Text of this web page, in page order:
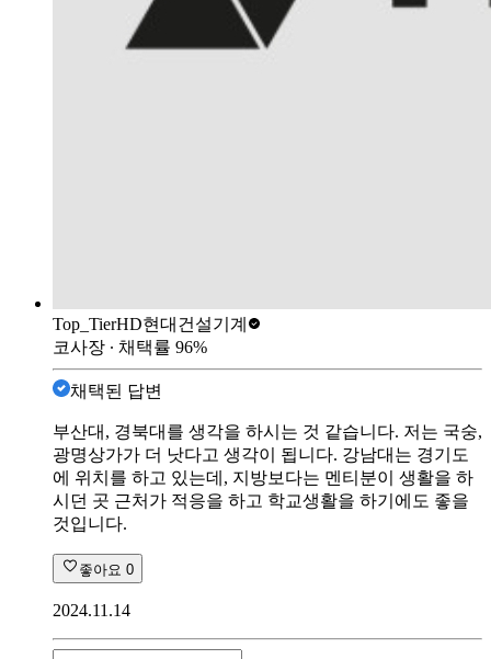
Top_TierHD현대건설기계
코사장 ∙ 채택률 96%
채택된 답변
부산대, 경북대를 생각을 하시는 것 같습니다. 저는 국숭,
광명상가가 더 낫다고 생각이 됩니다. 강남대는 경기도
에 위치를 하고 있는데, 지방보다는 멘티분이 생활을 하
시던 곳 근처가 적응을 하고 학교생활을 하기에도 좋을
것입니다.
좋아요 0
2024.11.14